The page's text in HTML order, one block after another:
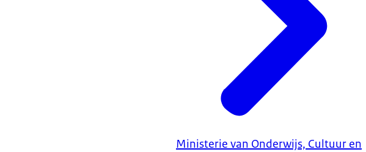
Ministerie van Onderwijs, Cultuur en